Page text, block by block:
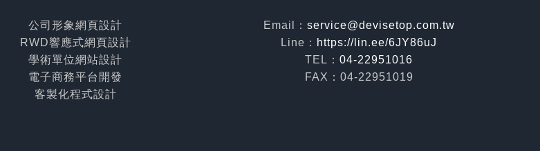
公司形象網頁設計
RWD響應式網頁設計
學術單位網站設計
電子商務平台開發
客製化程式設計
Email： service@devisetop.com.tw
Line： https://lin.ee/6JY86uJ
TEL： 04-22951016
FAX：04-22951019